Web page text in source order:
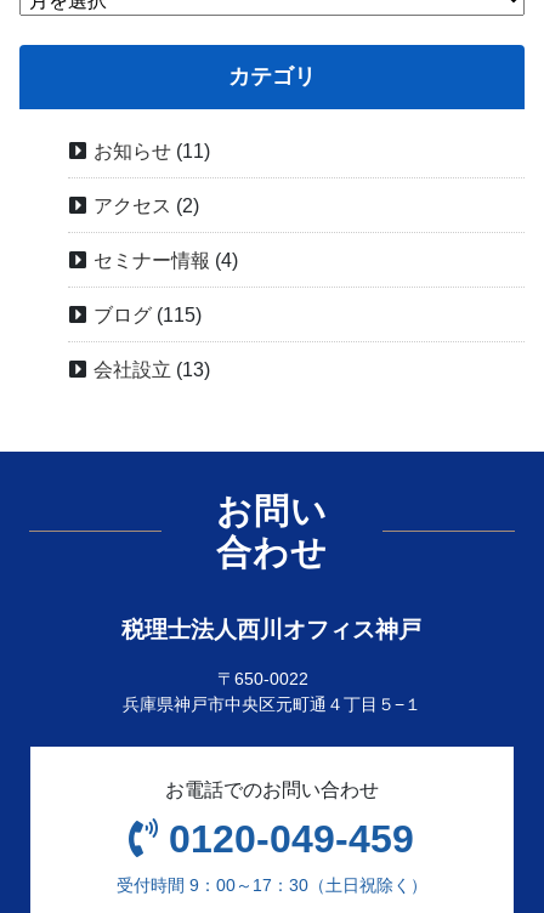
カテゴリ
お知らせ (11)
アクセス (2)
セミナー情報 (4)
ブログ (115)
会社設立 (13)
お問い
合わせ
税理士法人西川オフィス神戸
〒650-0022
兵庫県神戸市中央区元町通４丁目５−１
お電話でのお問い合わせ
0120-049-459
受付時間 9：00～17：30（土日祝除く）